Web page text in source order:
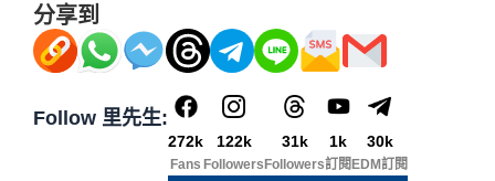
分享到
Follow 里先生:
272k
Fans
122k
Followers
31k
Followers
1k
訂閱
30k
EDM訂閱